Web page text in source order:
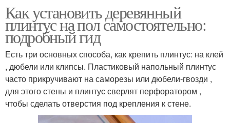
Как установить деревянный
плинтус на пол самостоятельно:
подробный гид
Есть три основных способа, как крепить плинтус: на клей
, дюбели или клипсы. Пластиковый напольный плинтус
часто прикручивают на саморезы или дюбели-гвозди ,
для этого стены и плинтус сверлят перфоратором ,
чтобы сделать отверстия под крепления к стене.